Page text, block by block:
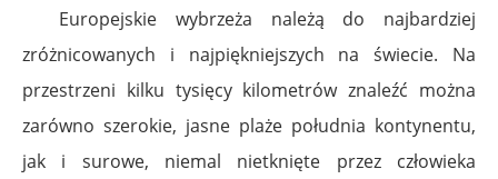
Europejskie wybrzeża należą do najbardziej
zróżnicowanych i najpiękniejszych na świecie. Na
przestrzeni kilku tysięcy kilometrów znaleźć można
zarówno szerokie, jasne plaże południa kontynentu,
jak i surowe, niemal nietknięte przez człowieka